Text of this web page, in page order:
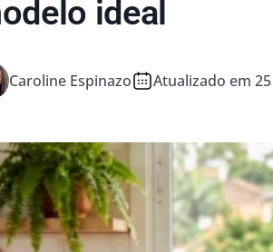
ideal
Caroline Espinazo Atualizado em